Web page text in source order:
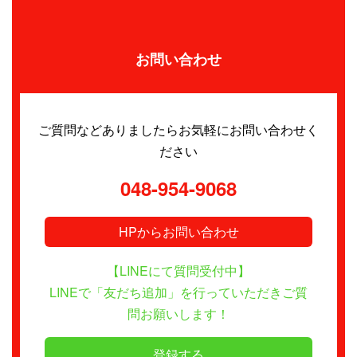
お問い合わせ
ご質問などありましたらお気軽にお問い合わせく
ださい
048-954-9068
HPからお問い合わせ
【LINEにて質問受付中】
LINEで「友だち追加」を行っていただきご質
問お願いします！